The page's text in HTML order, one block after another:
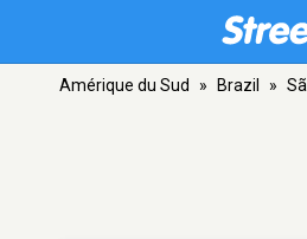
Amérique du Sud » Brazil »